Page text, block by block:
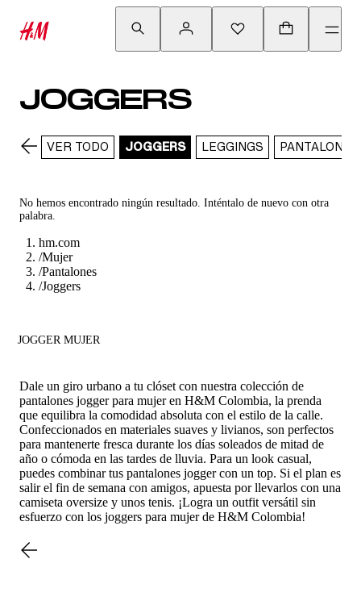
JOGGERS
VER TODO JOGGERS LEGGINGS
No hemos encontrado ningún resultado. Inténtalo de nuevo con otra
palabra.
hm.com
/Mujer
/Pantalones
/Joggers
JOGGER MUJER
Dale un giro urbano a tu clóset con nuestra colección de
pantalones jogger para mujer en H&M Colombia, la prenda
que equilibra la comodidad absoluta con el estilo de la calle.
Confeccionados en materiales suaves y livianos, son perfectos
para mantenerte fresca durante los días soleados de mitad de
año o cómoda en las tardes de lluvia. Para un look casual,
puedes combinar tus pantalones jogger con un top. Si el plan es
salir el fin de semana con amigos, apuesta por llevarlos con una
camiseta oversize y unos tenis. ¡Logra un outfit versátil sin
esfuerzo con los joggers para mujer de H&M Colombia!